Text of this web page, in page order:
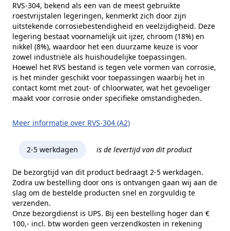
RVS-304, bekend als een van de meest gebruikte
roestvrijstalen legeringen, kenmerkt zich door zijn
uitstekende corrosiebestendigheid en veelzijdigheid. Deze
legering bestaat voornamelijk uit ijzer, chroom (18%) en
nikkel (8%), waardoor het een duurzame keuze is voor
zowel industriële als huishoudelijke toepassingen.
Hoewel het RVS bestand is tegen vele vormen van corrosie,
is het minder geschikt voor toepassingen waarbij het in
contact komt met zout- of chloorwater, wat het gevoeliger
maakt voor corrosie onder specifieke omstandigheden.
Meer informatie over RVS-304 (A2)
2-5 werkdagen is de levertijd van dit product
De bezorgtijd van dit product bedraagt 2-5 werkdagen.
Zodra uw bestelling door ons is ontvangen gaan wij aan de
slag om de bestelde producten snel en zorgvuldig te
verzenden.
Onze bezorgdienst is UPS. Bij een bestelling hoger dan €
100,- incl. btw worden geen verzendkosten in rekening